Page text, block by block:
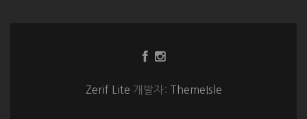
Facebook
크
Instagram
크
Zerif Lite 개발자: ThemeIsle